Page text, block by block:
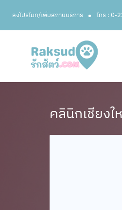
ลงโปรโมท/เพิ่มสถานบริการ โทร : 0-
คลินิกเชียง